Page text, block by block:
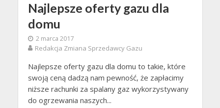
Najlepsze oferty gazu dla
domu
2 marca 2017
Redakcja Zmiana Sprzedawcy Gazu
Najlepsze oferty gazu dla domu to takie, które
swoją ceną dadzą nam pewność, że zapłacimy
niższe rachunki za spalany gaz wykorzystywany
do ogrzewania naszych...